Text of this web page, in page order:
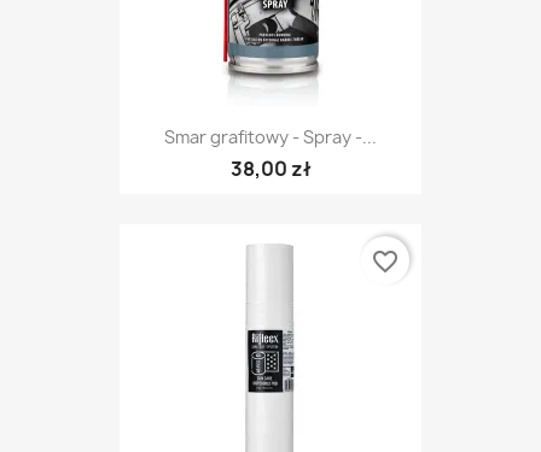
Smar grafitowy - Spray -...
38,00 zł
favorite_border